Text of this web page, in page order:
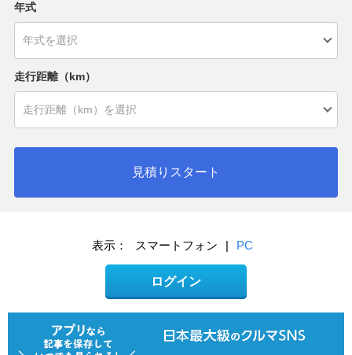
年式
走行距離（km）
見積りスタート
表示： スマートフォン | PC
ログイン